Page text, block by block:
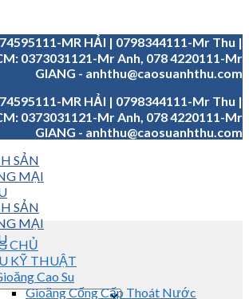
MR HẢI | 0798344111-Mr Thu |
0373031121-Mr Anh, 078 4220111-Mr
GIANG - anhthu@caosuanhthu.com
MR HẢI | 0798344111-Mr Thu |
0373031121-Mr Anh, 078 4220111-Mr
GIANG - anhthu@caosuanhthu.com
CHỦ
KỸ THUẬT
Cao Su
Gioăng Cống Cấp Thoát Nước